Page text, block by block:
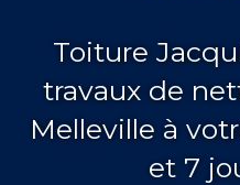
Toiture
travaux de
Melleville à
et 7